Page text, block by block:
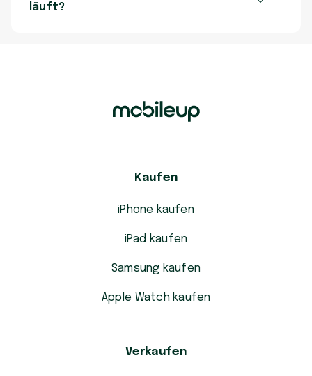
läuft?
Kaufen
iPhone kaufen
iPad kaufen
Samsung kaufen
Apple Watch kaufen
Verkaufen